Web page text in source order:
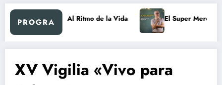
PROGRAAl Ritmo de la Vida El Super Mercadón
XV Vigilia «Vivo para